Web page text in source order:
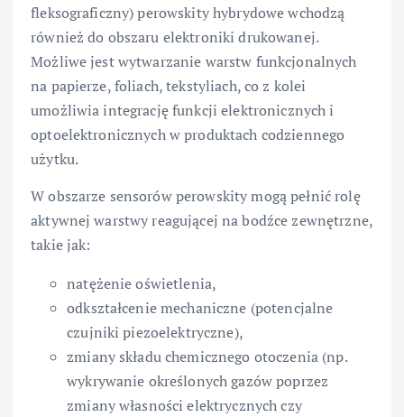
fleksograficzny) perowskity hybrydowe wchodzą
również do obszaru elektroniki drukowanej.
Możliwe jest wytwarzanie warstw funkcjonalnych
na papierze, foliach, tekstyliach, co z kolei
umożliwia integrację funkcji elektronicznych i
optoelektronicznych w produktach codziennego
użytku.
W obszarze sensorów perowskity mogą pełnić rolę
aktywnej warstwy reagującej na bodźce zewnętrzne,
takie jak:
natężenie oświetlenia,
odkształcenie mechaniczne (potencjalne
czujniki piezoelektryczne),
zmiany składu chemicznego otoczenia (np.
wykrywanie określonych gazów poprzez
zmiany własności elektrycznych czy